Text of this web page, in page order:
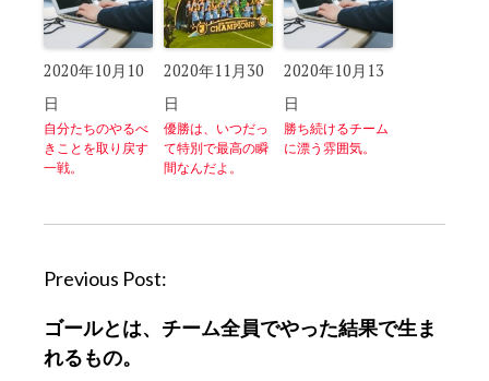
2020年10月10
日
自分たちのやるべ
きことを取り戻す
一戦。
2020年11月30
日
優勝は、いつだっ
て特別で最高の瞬
間なんだよ。
2020年10月13
日
勝ち続けるチーム
に漂う雰囲気。
P
s
t
Previous Post:
ゴールとは、チーム全員でやった結果で生ま
れるもの。